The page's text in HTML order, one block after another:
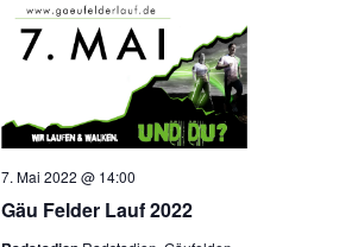
Gäu Felder Lauf 2022
7. Mai 2022 @ 14:00